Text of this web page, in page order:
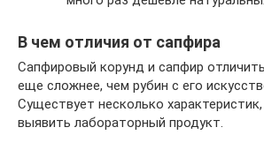
В чем отличия от сапфира
Сапфировый корунд и сапфир
еще сложнее, чем рубин с его
Существует несколько
выявить лабораторный продукт.